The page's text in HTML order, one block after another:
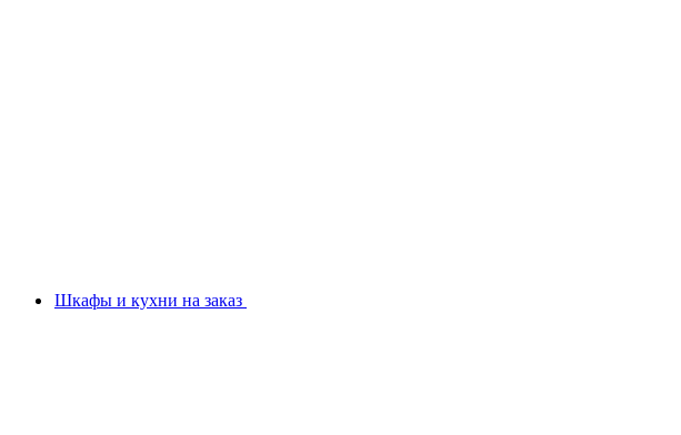
Шкафы и кухни на заказ